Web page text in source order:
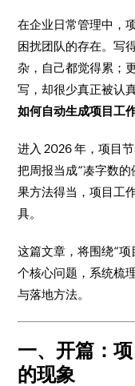
在企业日常管理中，
困扰团队的存在。写
杂，自己都觉得累；
写，却很少真正被认
如何自动生成项目工
进入 2026 年，项目
把周报当成“凑字数
果方法得当，项目工
具。
这篇文章，将围绕“
个核心问题，系统梳
与落地方法。
一、开篇：
的现象